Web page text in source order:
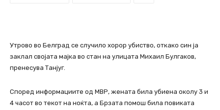
Утрово во Белград се случило хорор убиство, откако син ја
заклал својата мајка во стан на улицата Михаил Булгаков,
пренесува Танјуг.
Според информациите од МВР, жената била убиена околу 3 и
4 часот во текот на ноќта, а Брзата помош била повиката